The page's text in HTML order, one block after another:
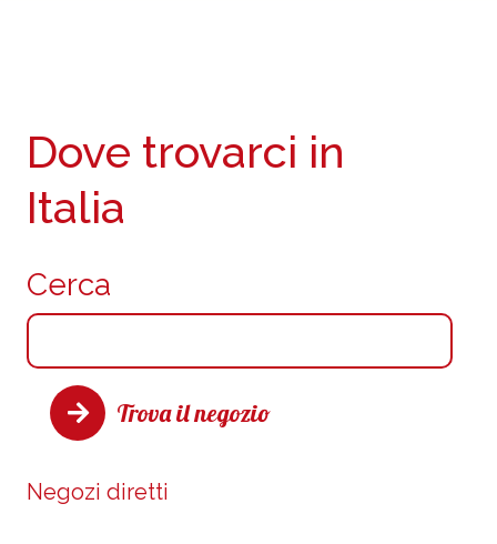
Cerca
Trova il negozio
Dove trovarci in
Italia
Negozi diretti